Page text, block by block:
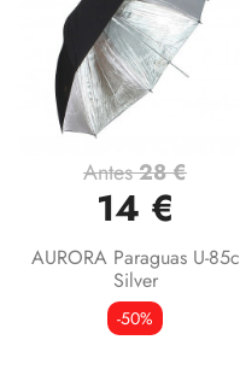
Antes28 €
14 €
AURORA Paraguas U-85c
Silver
-50%